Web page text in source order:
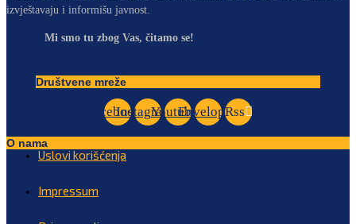
izvještavaju i informišu javnost.
Mi smo tu zbog Vas, čitamo se!
Društvene mreže
Facebook
InstagramYoutubeEnvelopeRss
O nama
Uslovi korišćenja
Impressum